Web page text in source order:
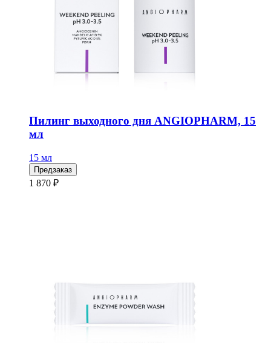
Пилинг выходного дня ANGIOPHARM, 15
мл
15 мл
Предзаказ
1 870 ₽